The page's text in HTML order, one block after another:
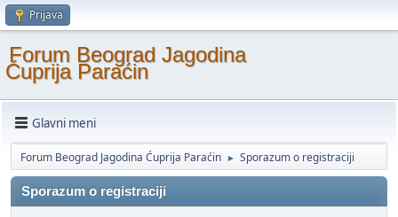
Prijava
Forum Beograd Jagodina
Ćuprija Paraćin
Glavni meni
Forum Beograd Jagodina Ćuprija Paraćin ► Sporazum o registraciji
Sporazum o registraciji